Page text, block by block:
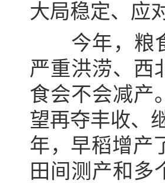
大局稳定、应
今年，粮食
严重洪涝、西
食会不会减产
望再夺丰收、
年，早稻增产
田间测产和多